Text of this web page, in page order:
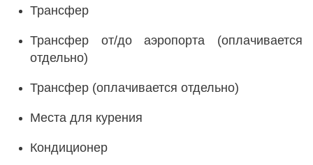
Трансфер
Трансфер от/до аэропорта (оплачивается
отдельно)
Трансфер (оплачивается отдельно)
Места для курения
Кондиционер